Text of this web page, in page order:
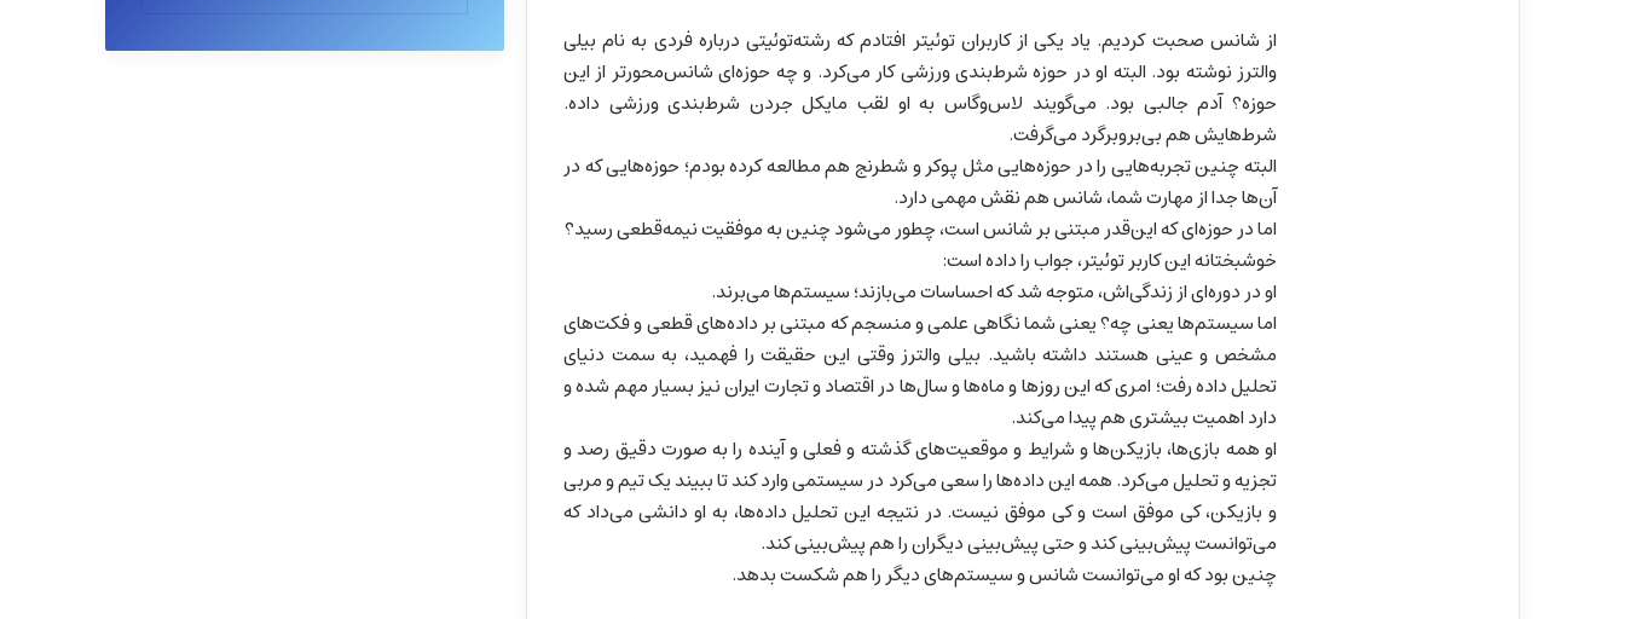
از شانس صحبت کردیم. یاد یکی از کاربران توئیتر افتادم که رشته‌توئیتی درباره فردی به نام بیلی
والترز نوشته بود. البته او در حوزه شرط‌بندی ورزشی کار می‌کرد. و چه حوزه‌ای شانس‌محورتر از این
حوزه؟ آدم جالبی بود. می‌گویند لاس‌وگاس به او لقب مایکل جردن شرط‌بندی ورزشی داده.
شرط‌هایش هم بی‌بروبرگرد می‌گرفت.
البته چنین تجربه‌هایی را در حوزه‌هایی مثل پوکر و شطرنج هم مطالعه کرده بودم؛ حوزه‌هایی که در
آن‌ها جدا از مهارت شما، شانس هم نقش مهمی دارد.
اما در حوزه‌ای که این‌قدر مبتنی بر شانس است، چطور می‌شود چنین به موفقیت نیمه‌قطعی رسید؟
خوشبختانه این کاربر توئیتر، جواب را داده است:
او در دوره‌ای از زندگی‌اش، متوجه شد که احساسات می‌بازند؛ سیستم‌ها می‌برند.
اما سیستم‌ها یعنی چه؟ یعنی شما نگاهی علمی و منسجم که مبتنی بر داده‌های قطعی و فکت‌های
مشخص و عینی هستند داشته باشید. بیلی والترز وقتی این حقیقت را فهمید، به سمت دنیای
تحلیل داده رفت؛ امری که این روزها و ماه‌ها و سال‌ها در اقتصاد و تجارت ایران نیز بسیار مهم شده و
دارد اهمیت بیشتری هم پیدا می‌کند.
او همه بازی‌ها، بازیکن‌ها و شرایط و موقعیت‌های گذشته و فعلی و آینده را به صورت دقیق رصد و
تجزیه و تحلیل می‌کرد. همه این داده‌ها را سعی می‌کرد در سیستمی وارد کند تا ببیند یک تیم و مربی
و بازیکن، کی موفق است و کی موفق نیست. در نتیجه این تحلیل داده‌ها، به او دانشی می‌داد که
می‌توانست پیش‌بینی کند و حتی پیش‌بینی دیگران را هم پیش‌بینی کند.
چنین بود که او می‌توانست شانس و سیستم‌های دیگر را هم شکست بدهد.